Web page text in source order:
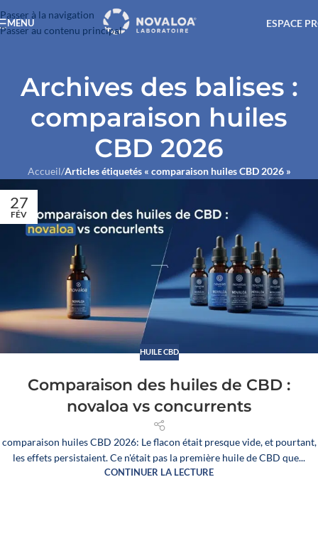
Passer à la navigation
Passer au contenu principal
MENU ESPACE
Archives des balises :
comparaison huiles
CBD 2026
Accueil/Articles étiquetés « comparaison huiles CBD 2026 »
27
FÉV
HUILE CBD
Comparaison des huiles de CBD :
novaloa vs concurrents
comparaison huiles CBD 2026: Le flacon était presque vide, et pourtant,
les effets persistaient. Ce n'était pas la première huile de CBD que...
CONTINUER LA LECTURE